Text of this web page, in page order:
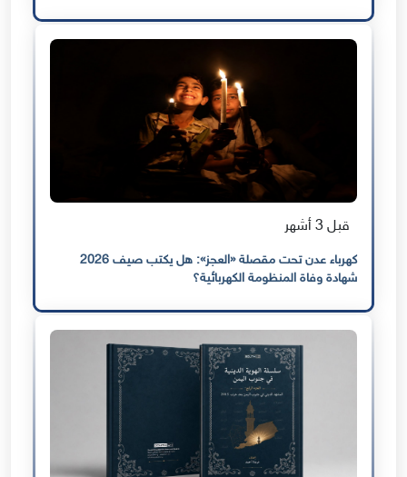
قبل 3 أشهر
كهرباء عدن تحت مقصلة «العجز»: هل يكتب صيف 2026
شهادة وفاة المنظومة الكهربائية؟